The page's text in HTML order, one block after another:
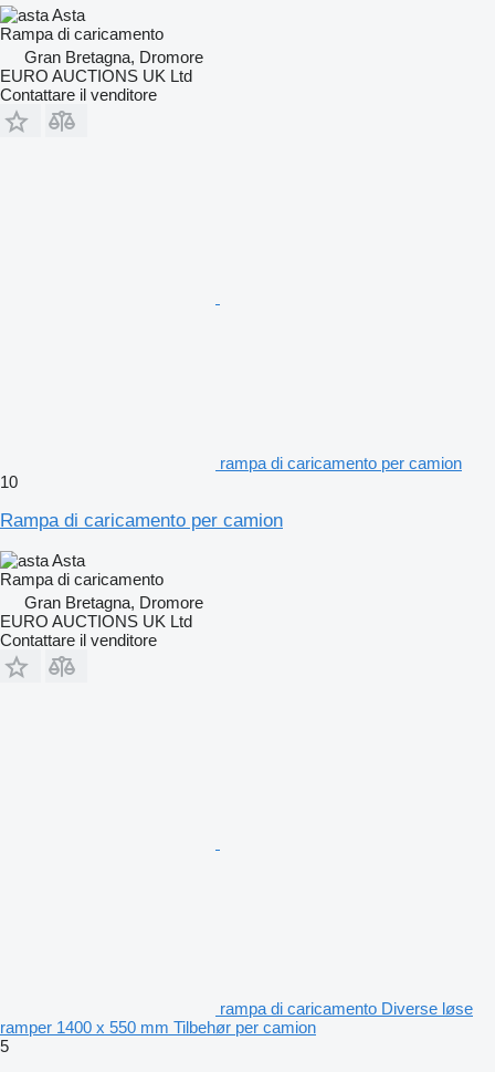
Asta
Rampa di caricamento
Gran Bretagna, Dromore
EURO AUCTIONS UK Ltd
Contattare il venditore
rampa di caricamento per camion
10
Rampa di caricamento per camion
Asta
Rampa di caricamento
Gran Bretagna, Dromore
EURO AUCTIONS UK Ltd
Contattare il venditore
rampa di caricamento Diverse løse
ramper 1400 x 550 mm Tilbehør per camion
5